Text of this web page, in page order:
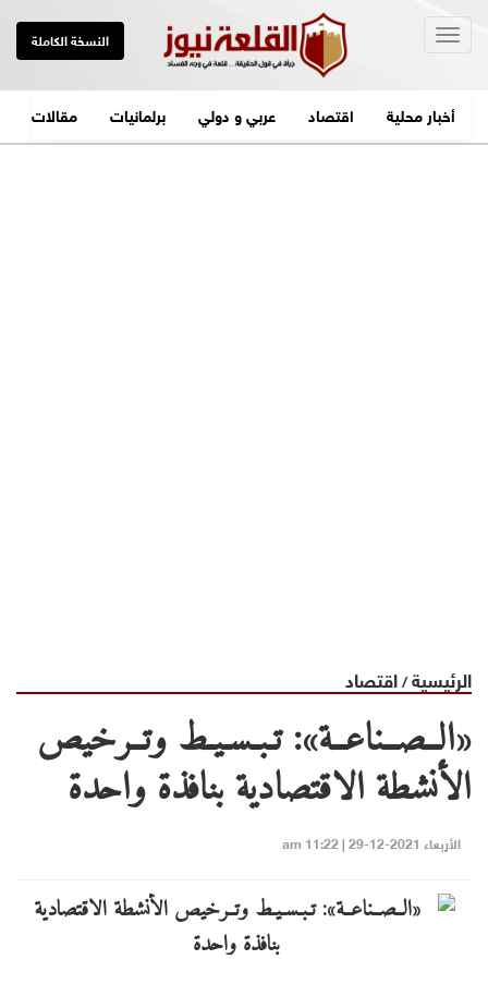
النسخة الكاملة
أخبار محلية اقتصاد عربي و دولي برلمانيات مقالات
الرئيسية/اقتصاد
«الــصــناعــة»: تـبـسـيـط وتــرخيص
الأنشطة الاقتصادية بنافذة واحدة
الأربعاء 2021-12-29 | 11:22 am